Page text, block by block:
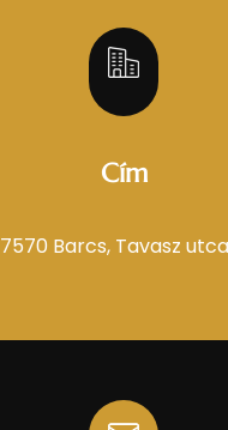
Cím
7570 Barcs, Tavasz